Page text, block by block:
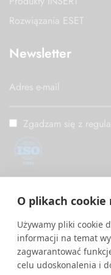
O plikach
Używamy pliki cookie
informacji na temat
zagwarantować
celu udoskonalenia i
Rozwiązania ESET
Newsletter
Zgadzam się z
PM Digital wdrożył i
ISO/IEC 27001.